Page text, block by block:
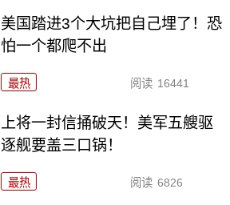
美国踏进3个大坑把自己埋了！恐
怕一个都爬不出
最热 阅读 16441
上将一封信捅破天！美军五艘驱
逐舰要盖三口锅！
最热 阅读 6826